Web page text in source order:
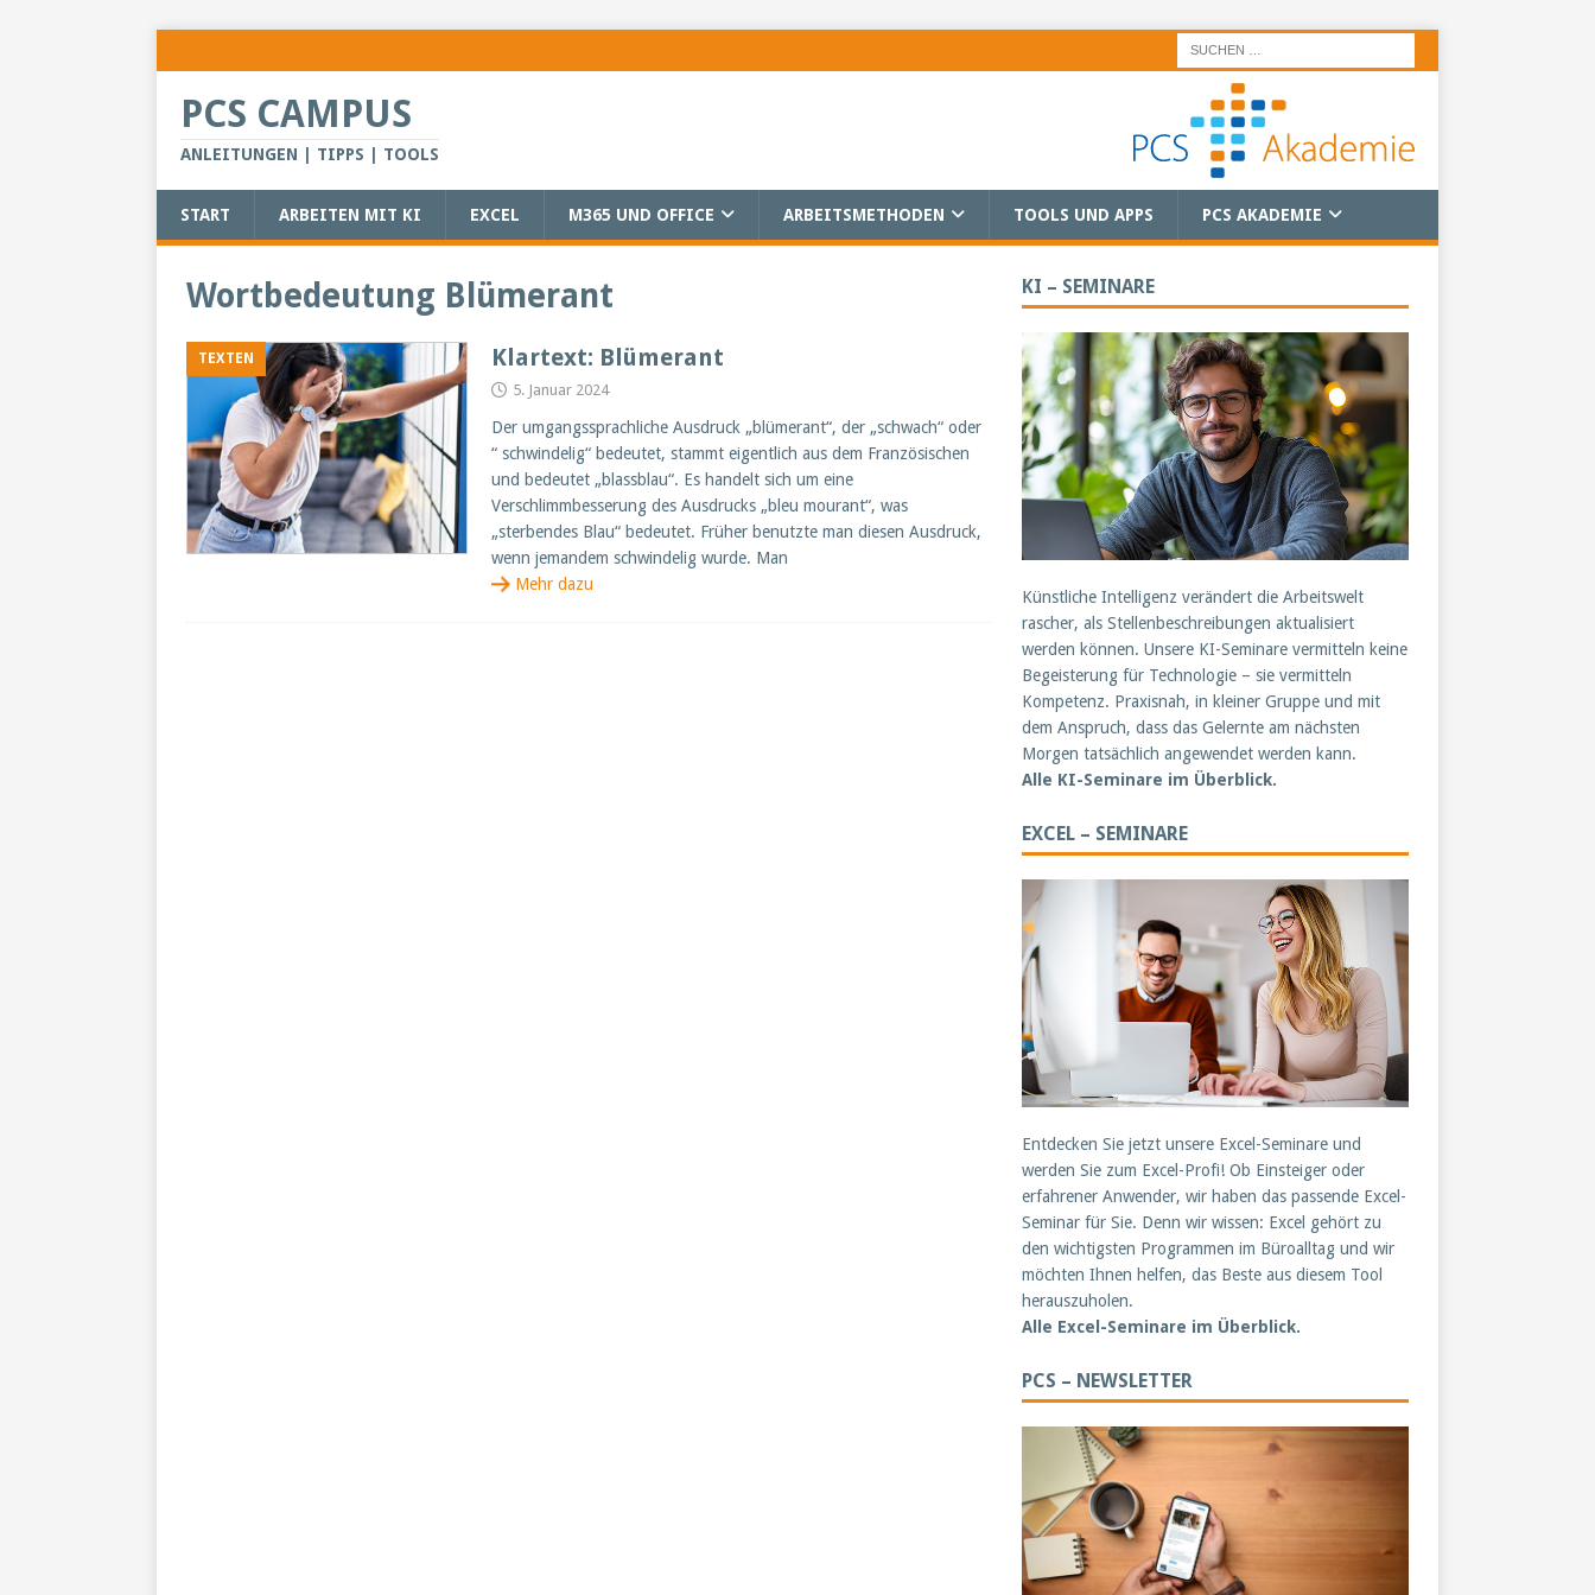
PCS CAMPUS
ANLEITUNGEN | TIPPS | TOOLS
START ARBEITEN MIT KI EXCEL M365 UND OFFICE ARBEITSMETHODEN TOOLS UND APPS PCS AKADEMIE
Wortbedeutung Blümerant
TEXTEN Klartext: Blümerant
5. Januar 2024
Der umgangssprachliche Ausdruck „blümerant“, der „schwach“ oder
“ schwindelig“ bedeutet, stammt eigentlich aus dem Französischen
und bedeutet „blassblau“. Es handelt sich um eine
Verschlimmbesserung des Ausdrucks „bleu mourant“, was
„sterbendes Blau“ bedeutet. Früher benutzte man diesen Ausdruck,
wenn jemandem schwindelig wurde. Man
Mehr dazu
KI – SEMINARE
Künstliche Intelligenz verändert die Arbeitswelt
rascher, als Stellenbeschreibungen aktualisiert
werden können. Unsere KI-Seminare vermitteln keine
Begeisterung für Technologie – sie vermitteln
Kompetenz. Praxisnah, in kleiner Gruppe und mit
dem Anspruch, dass das Gelernte am nächsten
Morgen tatsächlich angewendet werden kann.
Alle KI-Seminare im Überblick.
EXCEL – SEMINARE
Entdecken Sie jetzt unsere Excel-Seminare und
werden Sie zum Excel-Profi! Ob Einsteiger oder
erfahrener Anwender, wir haben das passende Excel-
Seminar für Sie. Denn wir wissen: Excel gehört zu
den wichtigsten Programmen im Büroalltag und wir
möchten Ihnen helfen, das Beste aus diesem Tool
herauszuholen.
Alle Excel-Seminare im Überblick.
PCS – NEWSLETTER